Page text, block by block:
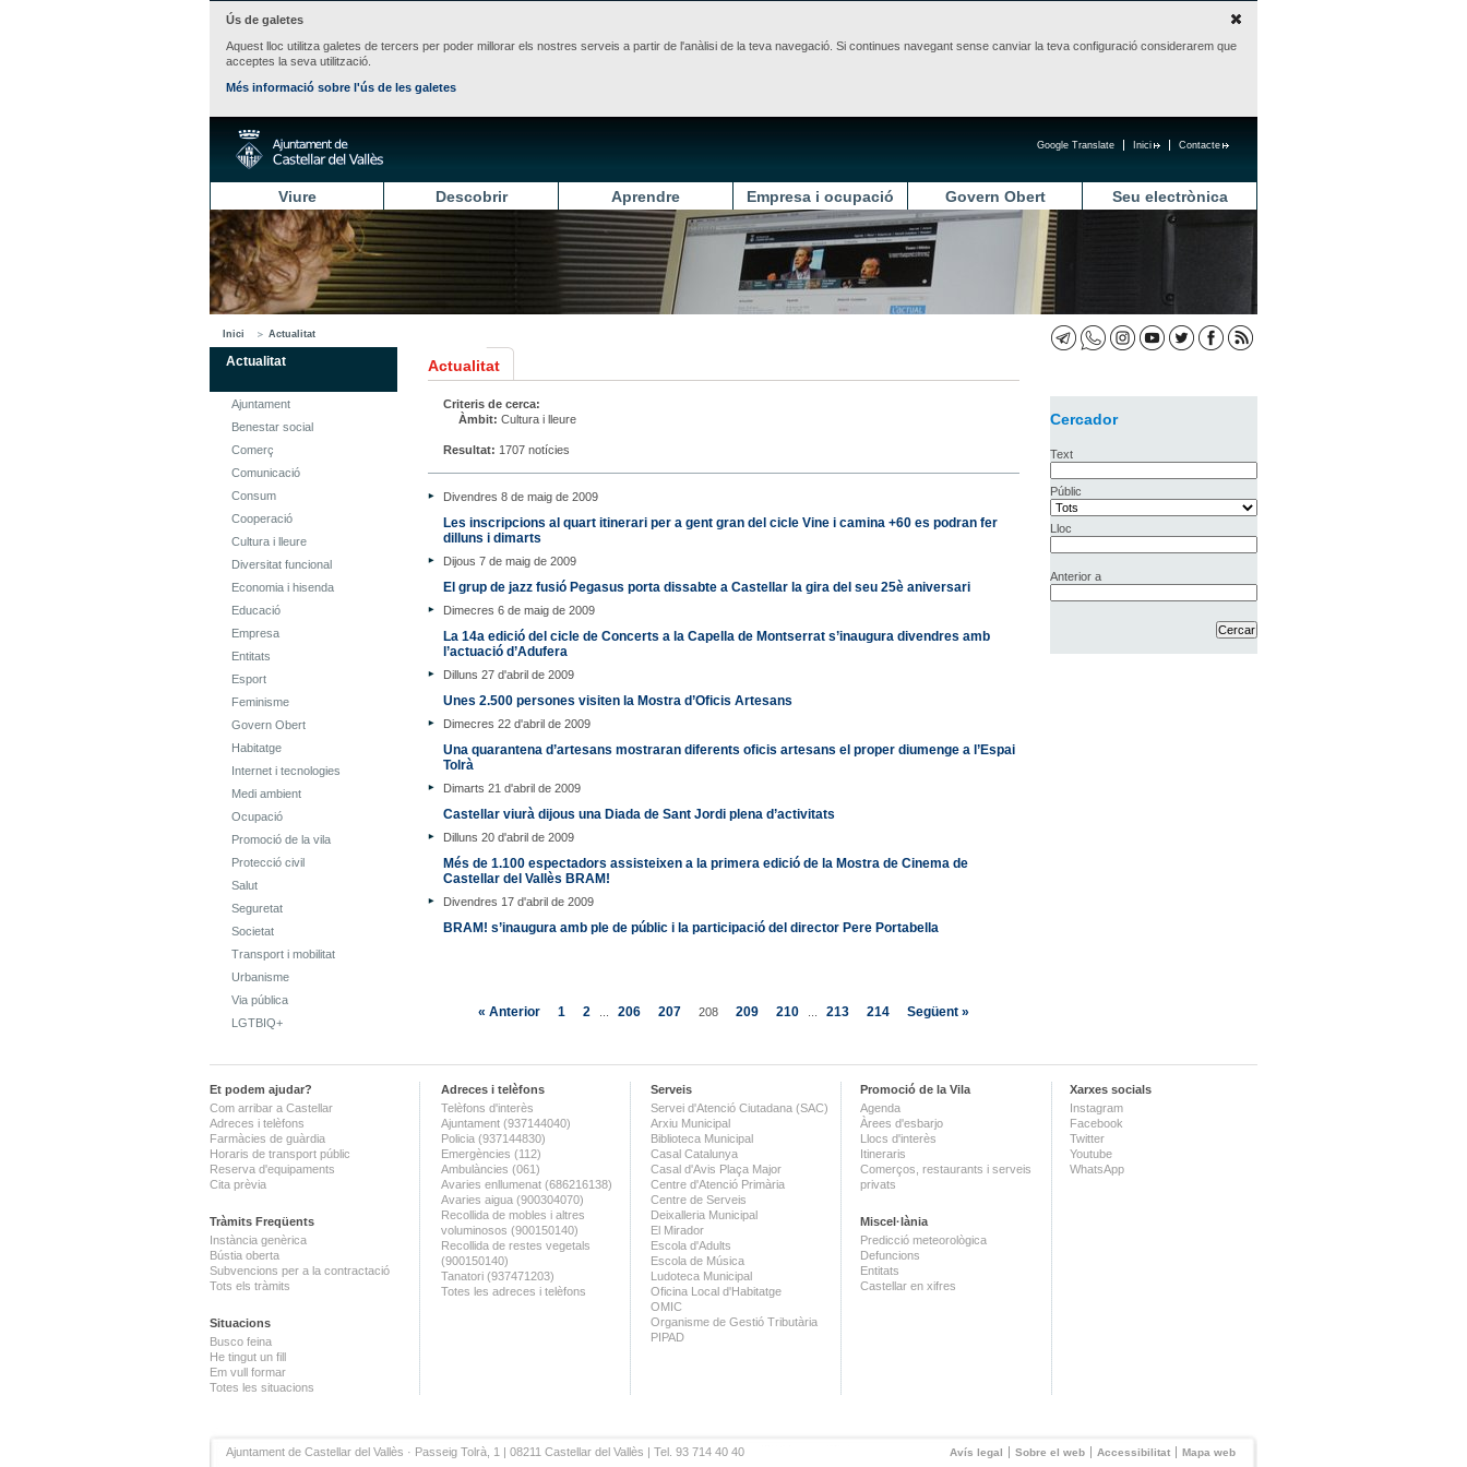
Ús de galetes
Aquest lloc utilitza galetes de tercers per poder millorar els nostres serveis a partir de l'anàlisi de la teva navegació. Si continues navegant sense canviar la teva configuració considerarem que
acceptes la seva utilització.
Més informació sobre l'ús de les galetes
Contacte
Inici
Google Translate
Viure Descobrir Aprendre Empresa i ocupació Govern Obert Seu electrònica
Inici Actualitat
Actualitat
Ajuntament
Benestar social
Comerç
Comunicació
Consum
Cooperació
Cultura i lleure
Diversitat funcional
Economia i hisenda
Educació
Empresa
Entitats
Esport
Feminisme
Govern Obert
Habitatge
Internet i tecnologies
Medi ambient
Ocupació
Promoció de la vila
Protecció civil
Salut
Seguretat
Societat
Transport i mobilitat
Urbanisme
Via pública
LGTBIQ+
Actualitat
Criteris de cerca:
Àmbit: Cultura i lleure
Resultat: 1707 notícies
Divendres 8 de maig de 2009
Les inscripcions al quart itinerari per a gent gran del cicle Vine i camina +60 es podran fer
dilluns i dimarts
Dijous 7 de maig de 2009
El grup de jazz fusió Pegasus porta dissabte a Castellar la gira del seu 25è aniversari
Dimecres 6 de maig de 2009
La 14a edició del cicle de Concerts a la Capella de Montserrat s’inaugura divendres amb
l’actuació d’Adufera
Dilluns 27 d'abril de 2009
Unes 2.500 persones visiten la Mostra d’Oficis Artesans
Dimecres 22 d'abril de 2009
Una quarantena d’artesans mostraran diferents oficis artesans el proper diumenge a l’Espai
Tolrà
Dimarts 21 d'abril de 2009
Castellar viurà dijous una Diada de Sant Jordi plena d’activitats
Dilluns 20 d'abril de 2009
Més de 1.100 espectadors assisteixen a la primera edició de la Mostra de Cinema de
Castellar del Vallès BRAM!
Divendres 17 d'abril de 2009
BRAM! s’inaugura amb ple de públic i la participació del director Pere Portabella
« Anterior 1 2 206 207 208 209 210 213 214 Següent »
Cercador
Text
Públic
Lloc
Anterior a
Et podem ajudar?
Com arribar a Castellar
Adreces i telèfons
Farmàcies de guàrdia
Horaris de transport públic
Reserva d'equipaments
Cita prèvia
Tràmits Freqüents
Instància genèrica
Bústia oberta
Subvencions per a la contractació
Tots els tràmits
Situacions
Busco feina
He tingut un fill
Em vull formar
Totes les situacions
Adreces i telèfons
Telèfons d'interès
Ajuntament (937144040)
Policia (937144830)
Emergències (112)
Ambulàncies (061)
Avaries enllumenat (686216138)
Avaries aigua (900304070)
Recollida de mobles i altres
voluminosos (900150140)
Recollida de restes vegetals
(900150140)
Tanatori (937471203)
Totes les adreces i telèfons
Serveis
Servei d'Atenció Ciutadana (SAC)
Arxiu Municipal
Biblioteca Municipal
Casal Catalunya
Casal d'Avis Plaça Major
Centre d'Atenció Primària
Centre de Serveis
Deixalleria Municipal
El Mirador
Escola d'Adults
Escola de Música
Ludoteca Municipal
Oficina Local d'Habitatge
OMIC
Organisme de Gestió Tributària
PIPAD
Promoció de la Vila
Agenda
Àrees d'esbarjo
Llocs d'interès
Itineraris
Comerços, restaurants i serveis
privats
Miscel·lània
Predicció meteorològica
Defuncions
Entitats
Castellar en xifres
Xarxes socials
Instagram
Facebook
Twitter
Youtube
WhatsApp
Avís legal Sobre el web Accessibilitat Mapa web
Ajuntament de Castellar del Vallès · Passeig Tolrà, 1 | 08211 Castellar del Vallès | Tel. 93 714 40 40